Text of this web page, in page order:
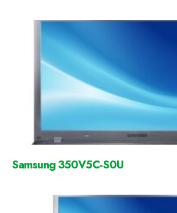
Samsung 350V5C-S0U